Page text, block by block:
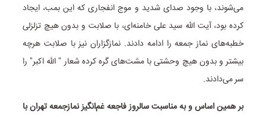
می‌شوند، با وجود صدای شدید و موج انفجاری که این بمب، ایجاد
کرده بود، آیت الله سید علی خامنه‌ای، با صلابت و بدون هیچ تزلزلی
خطبه‌های نماز جمعه را ادامه دادند. نمازگزاران نیز با صلابت هرچه
بیشتر و بدون هیچ وحشتی با مشت‌های گره کرده شعار " الله اکبر" را
سر می‌دادند.
بر همین اساس و به مناسبت سالروز فاجعه غم‌انگیز نمازجمعه تهران با